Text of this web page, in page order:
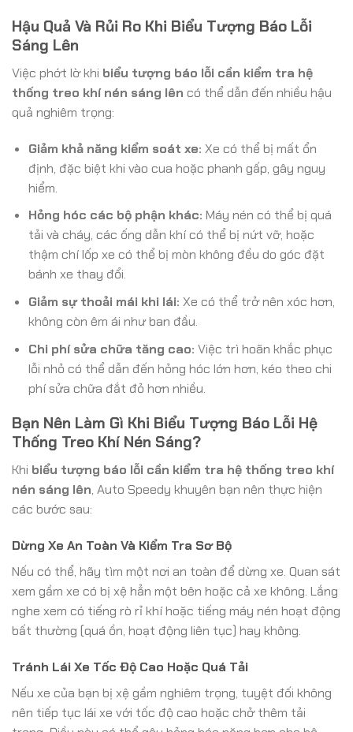
Hậu Quả Và Rủi Ro Khi Biểu Tượng Báo Lỗi
Sáng Lên
Việc phớt lờ khi biểu tượng báo lỗi cần kiểm tra hệ
thống treo khí nén sáng lên có thể dẫn đến nhiều hậu
quả nghiêm trọng:
Giảm khả năng kiểm soát xe: Xe có thể bị mất ổn
định, đặc biệt khi vào cua hoặc phanh gấp, gây nguy
hiểm.
Hỏng hóc các bộ phận khác: Máy nén có thể bị quá
tải và cháy, các ống dẫn khí có thể bị nứt vỡ, hoặc
thậm chí lốp xe có thể bị mòn không đều do góc đặt
bánh xe thay đổi.
Giảm sự thoải mái khi lái: Xe có thể trở nên xóc hơn,
không còn êm ái như ban đầu.
Chi phí sửa chữa tăng cao: Việc trì hoãn khắc phục
lỗi nhỏ có thể dẫn đến hỏng hóc lớn hơn, kéo theo chi
phí sửa chữa đắt đỏ hơn nhiều.
Bạn Nên Làm Gì Khi Biểu Tượng Báo Lỗi Hệ
Thống Treo Khí Nén Sáng?
Khi biểu tượng báo lỗi cần kiểm tra hệ thống treo khí
nén sáng lên, Auto Speedy khuyên bạn nên thực hiện
các bước sau:
Dừng Xe An Toàn Và Kiểm Tra Sơ Bộ
Nếu có thể, hãy tìm một nơi an toàn để dừng xe. Quan sát
xem gầm xe có bị xệ hẳn một bên hoặc cả xe không. Lắng
nghe xem có tiếng rò rỉ khí hoặc tiếng máy nén hoạt động
bất thường (quá ồn, hoạt động liên tục) hay không.
Tránh Lái Xe Tốc Độ Cao Hoặc Quá Tải
Nếu xe của bạn bị xệ gầm nghiêm trọng, tuyệt đối không
nên tiếp tục lái xe với tốc độ cao hoặc chở thêm tải